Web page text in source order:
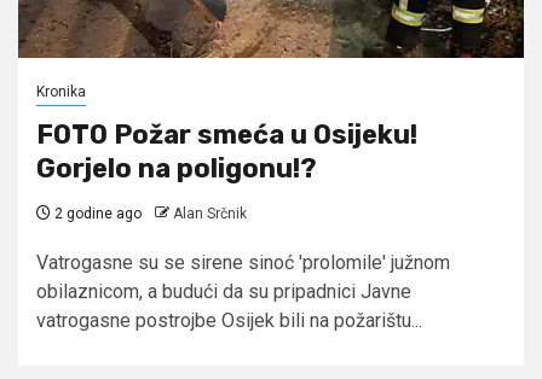
Kronika
FOTO Požar smeća u Osijeku!
Gorjelo na poligonu!?
2 godine ago Alan Srčnik
Vatrogasne su se sirene sinoć 'prolomile' južnom
obilaznicom, a budući da su pripadnici Javne
vatrogasne postrojbe Osijek bili na požarištu...